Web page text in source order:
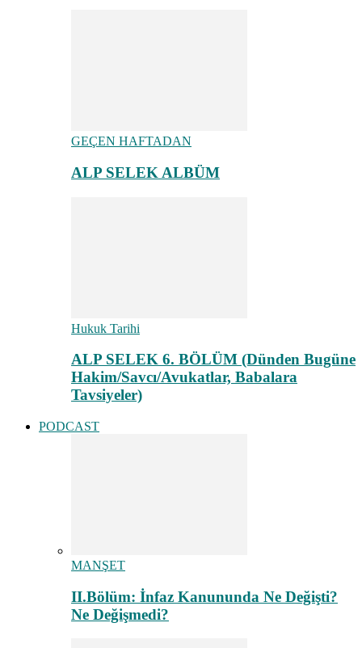
GEÇEN HAFTADAN
ALP SELEK ALBÜM
Hukuk Tarihi
ALP SELEK 6. BÖLÜM (Dünden Bugüne
Hakim/Savcı/Avukatlar, Babalara
Tavsiyeler)
PODCAST
MANŞET
II.Bölüm: İnfaz Kanununda Ne Değişti?
Ne Değişmedi?